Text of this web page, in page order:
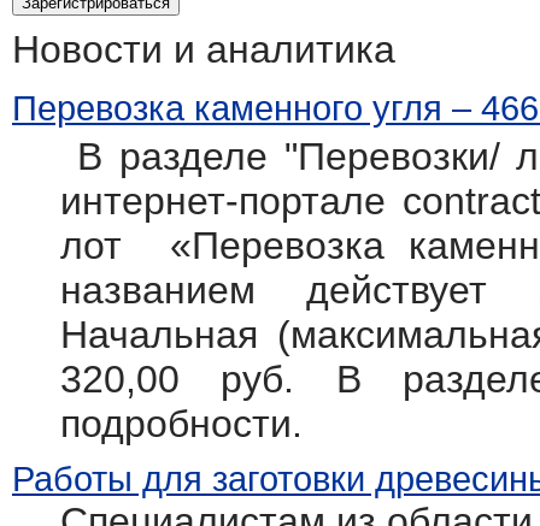
Новости и аналитика
Перевозка каменного угля –
В разделе "Перевозки/
интернет-портале
лот «Перевозка
названием
Начальная
320,00 руб. В
подробности.
Работы для заготовки